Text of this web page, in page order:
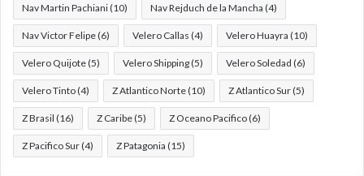
Nav Martin Pachiani(10) Nav Rejduch de la Mancha (4)
Nav Victor Felipe(6) Velero Callas (4) Velero Huayra (10)
Velero Quijote(5) Velero Shipping(5) Velero Soledad (6)
Velero Tinto(4) Z Atlantico Norte(10) Z Atlantico Sur(5)
Z Brasil (16) Z Caribe(5) Z Oceano Pacifico(6)
Z Pacifico Sur(4) Z Patagonia (15)